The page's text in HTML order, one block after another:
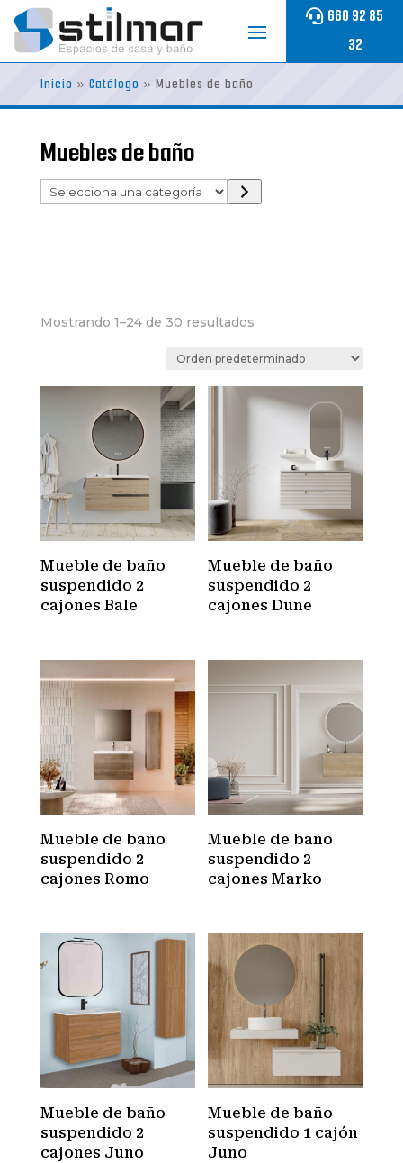
Skip
to
content
660 92 85
32
Inicio » Catálogo » Muebles de baño
Muebles de baño
Selecciona
Mostrando 1–24 de 30 resultados
Mueble de baño
suspendido 2
cajones Bale
Mueble de baño
suspendido 2
cajones Dune
Mueble de baño
suspendido 2
cajones Romo
Mueble de baño
suspendido 2
cajones Marko
Mueble de baño
suspendido 2
cajones Juno
Mueble de baño
suspendido 1 cajón
Juno